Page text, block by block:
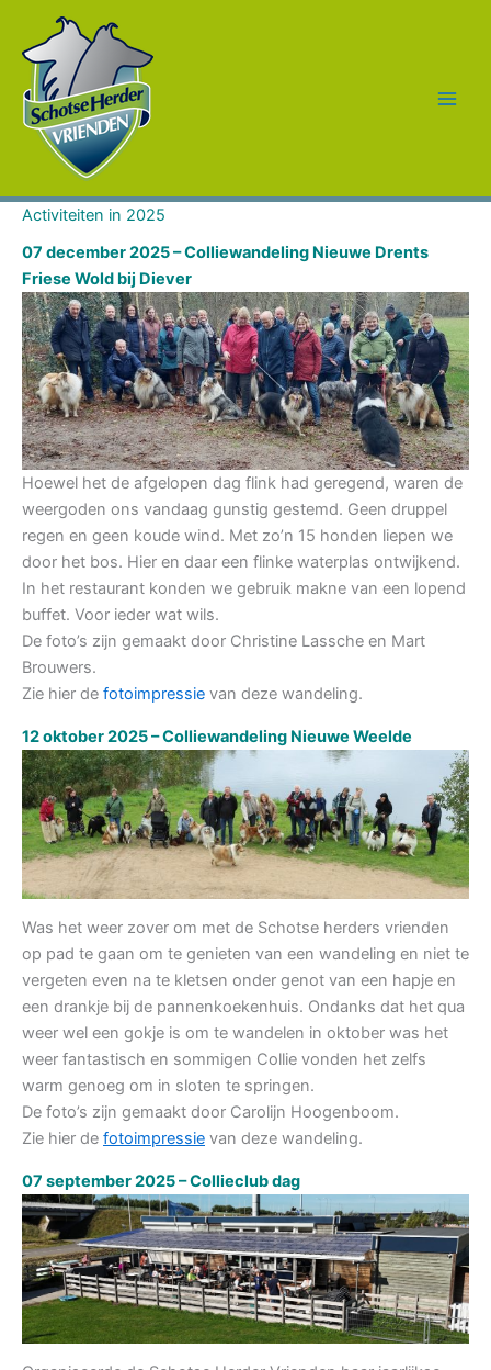
inhoud
Activiteiten in 2025
07 december 2025 – Colliewandeling Nieuwe Drents
Friese Wold bij Diever
Hoewel het de afgelopen dag flink had geregend, waren de
weergoden ons vandaag gunstig gestemd. Geen druppel
regen en geen koude wind. Met zo’n 15 honden liepen we
door het bos. Hier en daar een flinke waterplas ontwijkend.
In het restaurant konden we gebruik makne van een lopend
buffet. Voor ieder wat wils.
De foto’s zijn gemaakt door Christine Lassche en Mart
Brouwers.
Zie hier de fotoimpressie van deze wandeling.
12 oktober 2025 – Colliewandeling Nieuwe Weelde
Was het weer zover om met de Schotse herders vrienden
op pad te gaan om te genieten van een wandeling en niet te
vergeten even na te kletsen onder genot van een hapje en
een drankje bij de pannenkoekenhuis. Ondanks dat het qua
weer wel een gokje is om te wandelen in oktober was het
weer fantastisch en sommigen Collie vonden het zelfs
warm genoeg om in sloten te springen.
De foto’s zijn gemaakt door Carolijn Hoogenboom.
Zie hier de fotoimpressie van deze wandeling.
07 september 2025 – Collieclub dag